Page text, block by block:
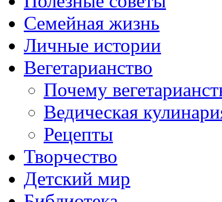
Семейная жизнь
Личные истории
Вегетарианство
Почему
Ведическая
Рецепты
Творчество
Детский мир